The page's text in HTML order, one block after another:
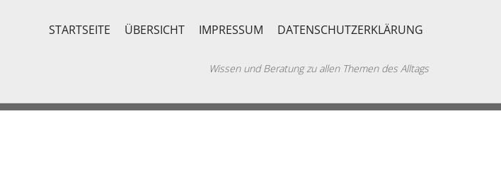
STARTSEITE ÜBERSICHT IMPRESSUM DATENSCHUTZERKLÄRUNG
Wissen und Beratung zu allen Themen des Alltags